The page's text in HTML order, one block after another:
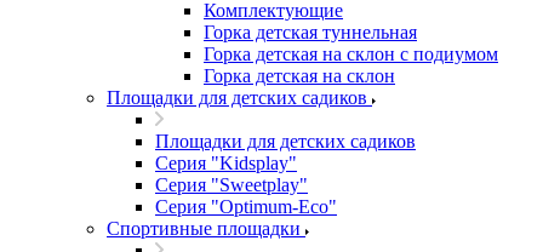
Комплектующие
Горка детская туннельная
Горка детская на склон с подиумом
Горка детская на склон
Площадки для детских садиков
Площадки для детских садиков
Серия "Kidsplay"
Серия "Sweetplay"
Серия "Оptimum-Еco"
Спортивные площадки